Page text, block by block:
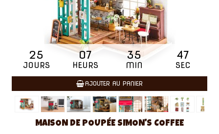
AJOUTER AU PANIER
25
JOURS
07
HEURS
35
MIN
46
SEC
MAISON DE POUPÉE SIMON'S COFFEE